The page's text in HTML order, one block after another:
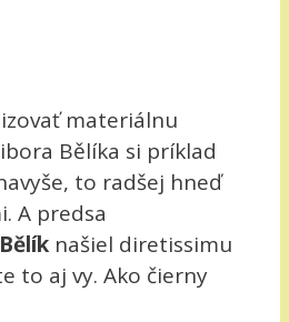
materiálnu
Bělíka si príklad
to radšej hneď
A predsa
našiel diretissimu
to aj vy. Ako čierny